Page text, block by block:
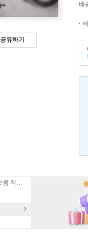
공유하기
배
뮤지컬 〈휴남동 서점〉X 황보름 작가 북토크